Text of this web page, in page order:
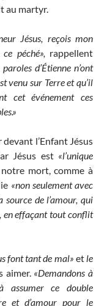
au martyr.
Jésus, reçois mon
péché», rappellent
paroles d’Étienne n’ont
venu sur Terre et qu’il
cet événement ces
l’Enfant Jésus
Jésus est «l’unique
mort, comme à
«non seulement avec
source de l’amour, qui
en effaçant tout conflit
font tant de mal» et le
aimer. «Demandons à
assumer ce double
et d’amour pour le